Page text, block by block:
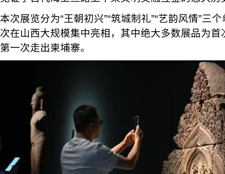
本次展览分为“王朝初兴”“筑城制礼”“艺韵风情”三
次在山西大规模集中亮相，其中绝大多数展品为
第一次走出柬埔寨。